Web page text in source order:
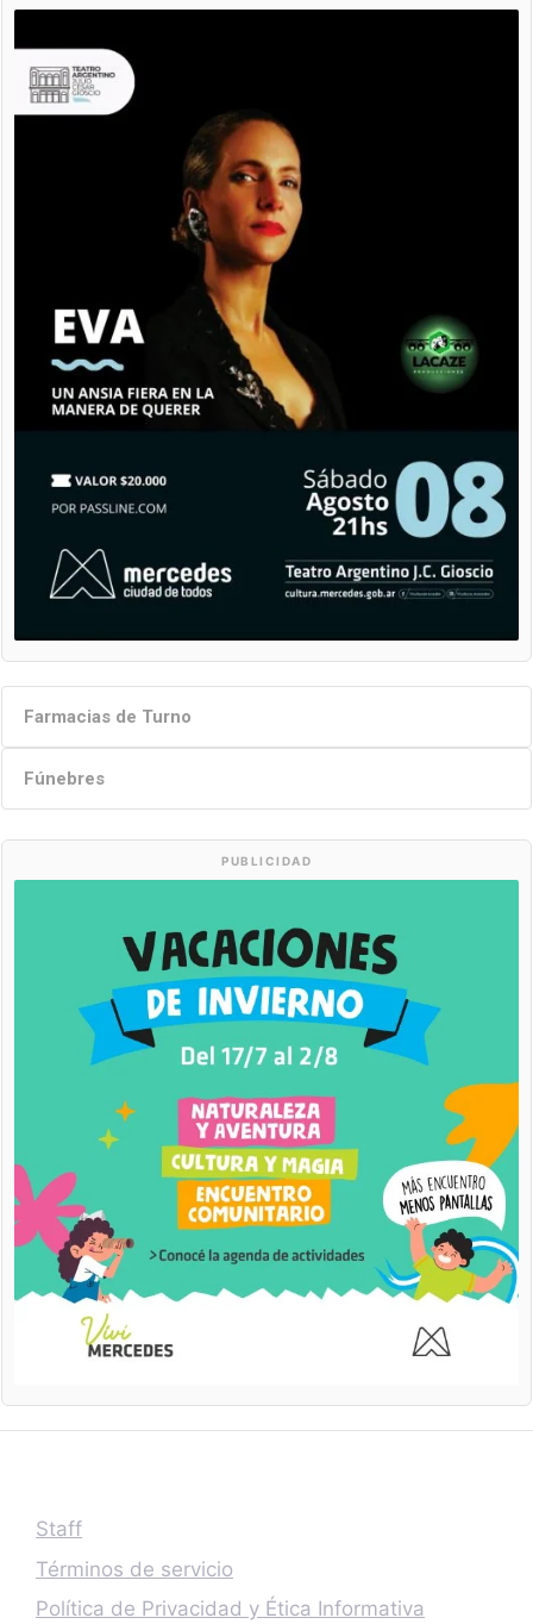
Farmacias de Turno
Fúnebres
PUBLICIDAD
Staff
Términos de servicio
Política de Privacidad y Ética Informativa